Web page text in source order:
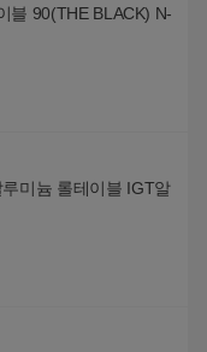
블 90(THE BLACK) N-
미늄 롤테이블 IGT알